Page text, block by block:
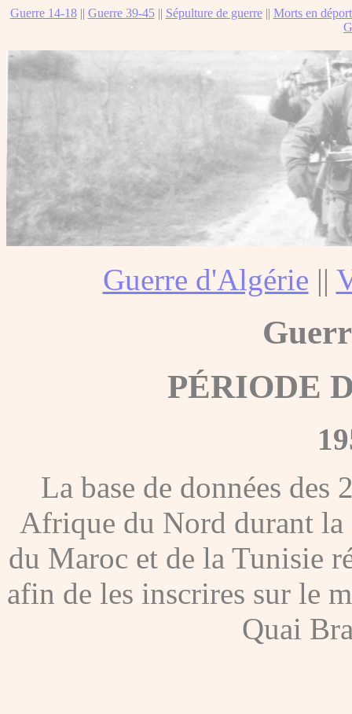
Guerre 14-18|| Guerre 39-45|| Sépulture de guerre|| Morts en
Guerre d'Algérie ||
PÉRIODE
La base de données
Afrique du Nord durant la
du Maroc et de la Tunisie
afin de les inscrires sur le
Quai